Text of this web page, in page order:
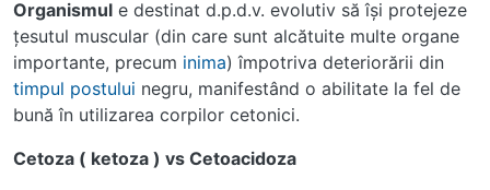
Organismul e destinat d.p.d.v. evolutiv să îşi protejeze
ţesutul muscular (din care sunt alcătuite multe organe
importante, precum inima) împotriva deteriorării din
timpul postului negru, manifestând o abilitate la fel de
bună în utilizarea corpilor cetonici.
Cetoza ( ketoza ) vs Cetoacidoza